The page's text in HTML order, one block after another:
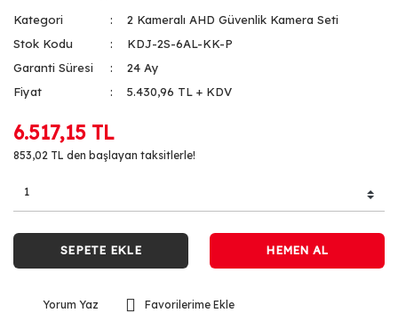
Kategori
2 Kameralı AHD Güvenlik Kamera Seti
Stok Kodu
KDJ-2S-6AL-KK-P
Garanti Süresi
24 Ay
Fiyat
5.430,96 TL + KDV
6.517,15 TL
853,02 TL den başlayan taksitlerle!
SEPETE EKLE HEMEN AL
Yorum Yaz